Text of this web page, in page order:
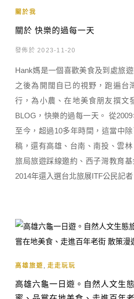
關於我
關於 快樂的過每一天
發佈於 2023-11-20
Hank媽是一個喜歡美食及到處旅
之後為開闊自已的視野，跑遍台
行，為小農、在地美食朋友撰文
BLOG，快樂的過每一天。 從
至今，超過10多年時間，這當中
稿，還有高雄、台南、南投、雲
旅局旅遊踩線邀約、西子灣教育基
2014年還入選台北旅展ITF公民記
高雄旅遊 走走玩玩
高雄六龜一日遊。自然人文生